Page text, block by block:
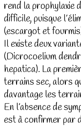
rend la prophylaxie
difficile, puisque
(escargot et
Il existe deux
(Dicrocoelium
hepatica). La
terrains sec, alors
davantage les
En l’absence de
est à confirmer par